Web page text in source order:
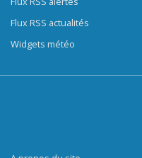
Flux RSS actualités
Widgets météo